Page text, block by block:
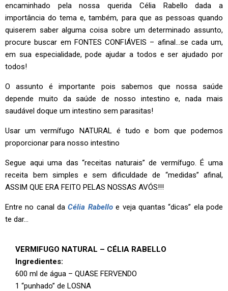
encaminhado pela nossa querida Célia Rabello dada a
importância do tema e, também, para que as pessoas quando
quiserem saber alguma coisa sobre um determinado assunto,
procure buscar em FONTES CONFIÁVEIS – afinal…se cada um,
em sua especialidade, pode ajudar a todos e ser ajudado por
todos!
O assunto é importante pois sabemos que nossa saúde
depende muito da saúde de nosso intestino e, nada mais
saudável doque um intestino sem parasitas!
Usar um vermífugo NATURAL é tudo e bom que podemos
proporcionar para nosso intestino
Segue aqui uma das “receitas naturais” de vermífugo. É uma
receita bem simples e sem dificuldade de “medidas” afinal,
ASSIM QUE ERA FEITO PELAS NOSSAS AVÓS!!!
Entre no canal daCélia Rabelloe veja quantas “dicas” ela pode
te dar…
VERMIFUGO NATURAL – CÉLIA RABELLO
Ingredientes:
600 ml de água – QUASE FERVENDO
1 “punhado” de LOSNA